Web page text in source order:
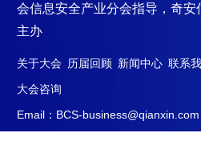
会信息安全产业分会指导，奇安
主办
关于大会 历届回顾 新闻中心 联系
大会咨询
Email：BCS-business@qianxin.com